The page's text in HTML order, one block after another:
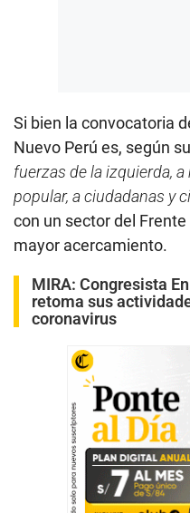
Si bien la convocatoria
Nuevo Perú es, según
fuerzas de la izquierda,
popular, a ciudadanas y
con un sector del
mayor acercamiento.
MIRA: Congresista
retoma sus
coronavirus